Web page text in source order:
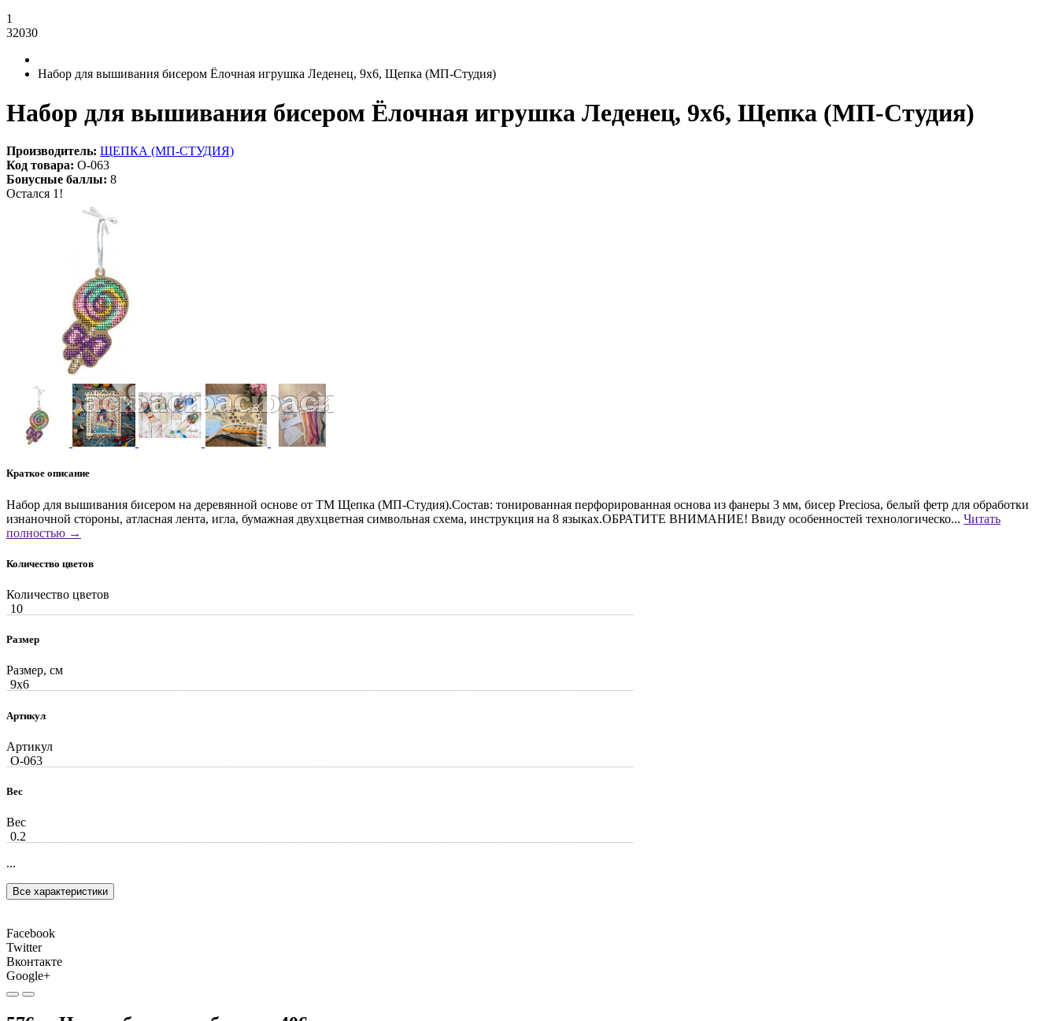
1
32030
Набор для вышивания бисером Ёлочная игрушка Леденец, 9x6, Щепка (МП-Студия)
Набор для вышивания бисером Ёлочная игрушка Леденец, 9x6, Щепка (МП-Студия)
Производитель: ЩЕПКА (МП-СТУДИЯ)
Код товара: О-063
Бонусные баллы: 8
Остался 1!
Краткое описание
Набор для вышивания бисером на деревянной основе от ТМ Щепка (МП-Студия).Состав: тонированная перфорированная основа из фанеры 3 мм, бисер Preciosa, белый фетр для обработки
изнаночной стороны, атласная лента, игла, бумажная двухцветная символьная схема, инструкция на 8 языках.ОБРАТИТЕ ВНИМАНИЕ! Ввиду особенностей технологическо... Читать
полностью →
Количество цветов
Количество цветов
10
Размер
Размер, см
9x6
Артикул
Артикул
О-063
Вес
Вес
0.2
...
Все характеристики
Facebook
Twitter
Вконтакте
Google+